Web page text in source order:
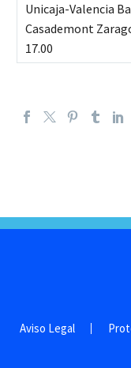
Unicaja-Valencia
Casademont
17.00
Aviso Legal